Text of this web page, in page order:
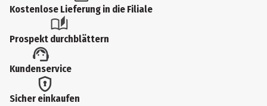
Produkttyp
Sonstige Mal- & Zeichenutensilien
Altersempfehlung ab
6 Jahre
Artikelnummer des Herstellers
Kostenlose Lieferung in die Filiale
Prospekt durchblättern
Kundenservice
Sicher einkaufen